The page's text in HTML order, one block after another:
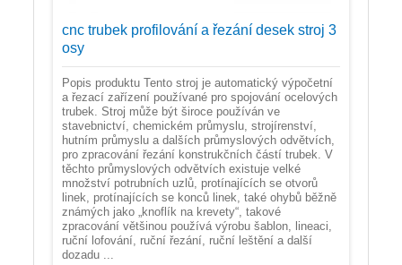
cnc trubek profilování a řezání desek stroj 3
osy
Popis produktu Tento stroj je automatický výpočetní
a řezací zařízení používané pro spojování ocelových
trubek. Stroj může být široce používán ve
stavebnictví, chemickém průmyslu, strojírenství,
hutním průmyslu a dalších průmyslových odvětvích,
pro zpracování řezání konstrukčních částí trubek. V
těchto průmyslových odvětvích existuje velké
množství potrubních uzlů, protínajících se otvorů
linek, protínajících se konců linek, také ohybů běžně
známých jako „knoflík na krevety“, takové
zpracování většinou používá výrobu šablon, lineaci,
ruční lofování, ruční řezání, ruční leštění a další
dozadu ...